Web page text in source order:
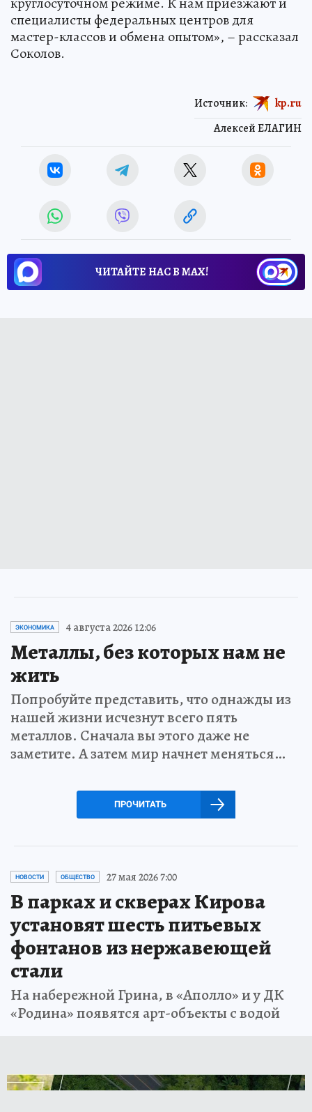
специалисты федеральных центров для
мастер-классов и обмена опытом», – рассказал
Соколов.
Алексей ЕЛАГИН
Источник: kp.ru
ЧИТАЙТЕ НАС В МАХ!
ЭКОНОМИКА 4 августа 2026 12:06
Металлы, без которых нам не
жить
Попробуйте представить, что однажды из
нашей жизни исчезнут всего пять
металлов. Сначала вы этого даже не
заметите. А затем мир начнет меняться…
ПРОЧИТАТЬ
НОВОСТИ ОБЩЕСТВО 27 мая 2026 7:00
В парках и скверах Кирова
установят шесть питьевых
фонтанов из нержавеющей
стали
На набережной Грина, в «Аполло» и у ДК
«Родина» появятся арт-объекты с водой